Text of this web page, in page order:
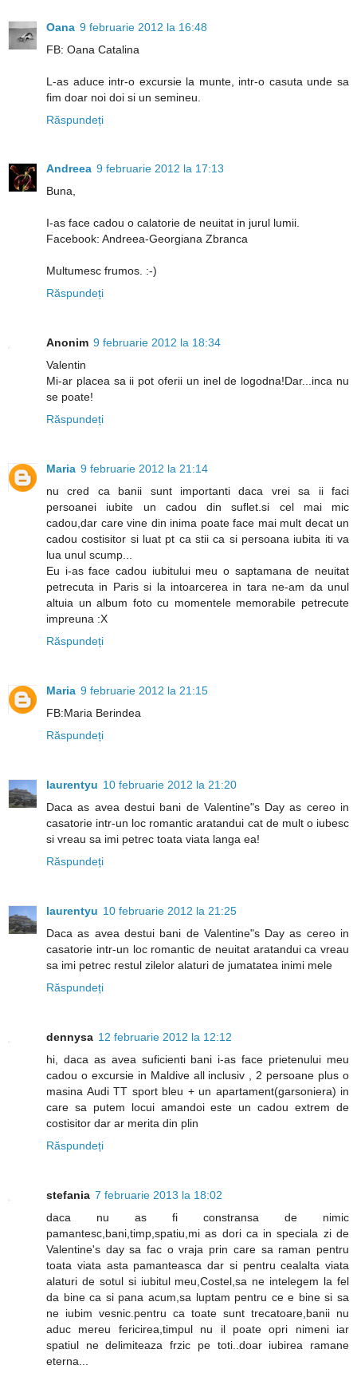
Oana 9 februarie 2012 la 16:48
FB: Oana Catalina
L-as aduce intr-o excursie la munte, intr-o casuta unde sa
fim doar noi doi si un semineu.
Răspundeți
Andreea 9 februarie 2012 la 17:13
Buna,
I-as face cadou o calatorie de neuitat in jurul lumii.
Facebook: Andreea-Georgiana Zbranca
Multumesc frumos. :-)
Răspundeți
Anonim 9 februarie 2012 la 18:34
Valentin
Mi-ar placea sa ii pot oferii un inel de logodna!Dar...inca nu
se poate!
Răspundeți
Maria 9 februarie 2012 la 21:14
nu cred ca banii sunt importanti daca vrei sa ii faci
persoanei iubite un cadou din suflet.si cel mai mic
cadou,dar care vine din inima poate face mai mult decat un
cadou costisitor si luat pt ca stii ca si persoana iubita iti va
lua unul scump...
Eu i-as face cadou iubitului meu o saptamana de neuitat
petrecuta in Paris si la intoarcerea in tara ne-am da unul
altuia un album foto cu momentele memorabile petrecute
impreuna :X
Răspundeți
Maria 9 februarie 2012 la 21:15
FB:Maria Berindea
Răspundeți
laurentyu 10 februarie 2012 la 21:20
Daca as avea destui bani de Valentine"s Day as cereo in
casatorie intr-un loc romantic aratandui cat de mult o iubesc
si vreau sa imi petrec toata viata langa ea!
Răspundeți
laurentyu 10 februarie 2012 la 21:25
Daca as avea destui bani de Valentine"s Day as cereo in
casatorie intr-un loc romantic de neuitat aratandui ca vreau
sa imi petrec restul zilelor alaturi de jumatatea inimi mele
Răspundeți
dennysa 12 februarie 2012 la 12:12
hi, daca as avea suficienti bani i-as face prietenului meu
cadou o excursie in Maldive all inclusiv , 2 persoane plus o
masina Audi TT sport bleu + un apartament(garsoniera) in
care sa putem locui amandoi este un cadou extrem de
costisitor dar ar merita din plin
Răspundeți
stefania 7 februarie 2013 la 18:02
daca nu as fi constransa de nimic
pamantesc,bani,timp,spatiu,mi as dori ca in speciala zi de
Valentine's day sa fac o vraja prin care sa raman pentru
toata viata asta pamanteasca dar si pentru cealalta viata
alaturi de sotul si iubitul meu,Costel,sa ne intelegem la fel
da bine ca si pana acum,sa luptam pentru ce e bine si sa
ne iubim vesnic.pentru ca toate sunt trecatoare,banii nu
aduc mereu fericirea,timpul nu il poate opri nimeni iar
spatiul ne delimiteaza frzic pe toti..doar iubirea ramane
eterna...